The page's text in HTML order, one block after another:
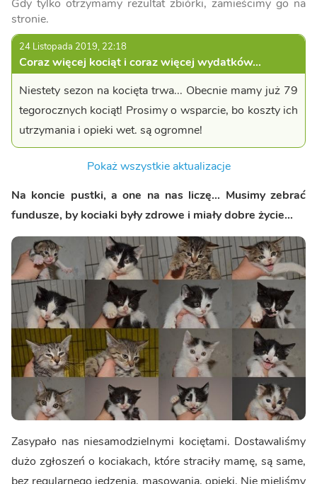
Gdy tylko otrzymamy rezultat zbiórki, zamieścimy go na
stronie.
24 Listopada 2019, 22:18
Coraz więcej kociąt i coraz więcej wydatków...
Niestety sezon na kocięta trwa... Obecnie mamy już 79
tegorocznych kociąt! Prosimy o wsparcie, bo koszty ich
utrzymania i opieki wet. są ogromne!
Pokaż wszystkie aktualizacje
Na koncie pustki, a one na nas liczę... Musimy zebrać
fundusze, by kociaki były zdrowe i miały dobre życie...
Zasypało nas niesamodzielnymi kociętami. Dostawaliśmy
dużo zgłoszeń o kociakach, które straciły mamę, są same,